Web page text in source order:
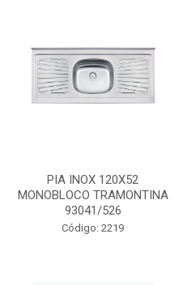
PIA INOX 120X52
MONOBLOCO TRAMONTINA
93041/526
Código: 2219